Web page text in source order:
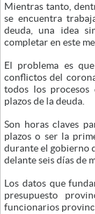
Mientras tanto,
se encuentra
deuda, una idea
completar en este
El problema es
conflictos del
todos los procesos
plazos de la deuda.
Son horas claves
plazos o ser la
durante el gobierno
delante seis días de
Los datos que
presupuesto
funcionarios